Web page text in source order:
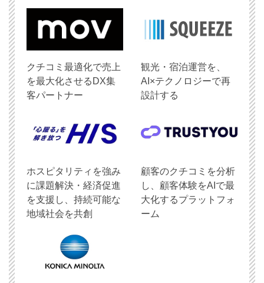
クチコミ最適化で売上
を最大化させるDX集
客パートナー
観光・宿泊運営を、
AI×テクノロジーで再
設計する
ホスピタリティを強み
に課題解決・経済促進
を支援し、持続可能な
地域社会を共創
顧客のクチコミを分析
し、顧客体験をAIで最
大化するプラットフォ
ーム